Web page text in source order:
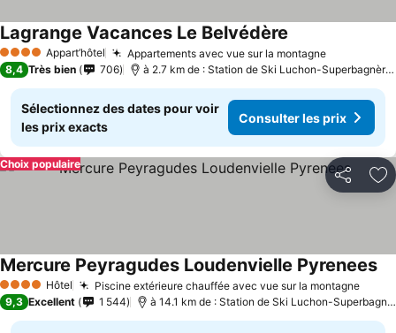
4 Étoiles Appart’hôtel Appartements avec vue sur la montagne
Lagrange Vacances Le Belvédère
8,4 Très bien 706 à 2.7 km de : Station de Ski Luchon-Superbagnères
Sélectionnez des dates pour voir
les prix exacts
Consulter les prix
Partager
Choix populaire
4 Étoiles Hôtel Piscine extérieure chauffée avec vue sur la montagne
Mercure Peyragudes Loudenvielle Pyrenees
9,3 Excellent 1 544 à 14.1 km de : Station de Ski Luchon-Superbagnères